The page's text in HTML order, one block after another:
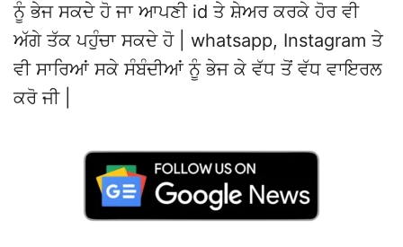
ਨੂੰ ਭੇਜ ਸਕਦੇ ਹੋ ਜਾ ਆਪਣੀ id ਤੇ ਸ਼ੇਅਰ ਕਰਕੇ ਹੋਰ ਵੀ
ਅੱਗੇ ਤੱਕ ਪਹੁੰਚਾ ਸਕਦੇ ਹੋ | whatsapp, Instagram ਤੇ
ਵੀ ਸਾਰਿਆਂ ਸਕੇ ਸੰਬੰਦੀਆਂ ਨੂੰ ਭੇਜ ਕੇ ਵੱਧ ਤੋਂ ਵੱਧ ਵਾਇਰਲ
ਕਰੋ ਜੀ |